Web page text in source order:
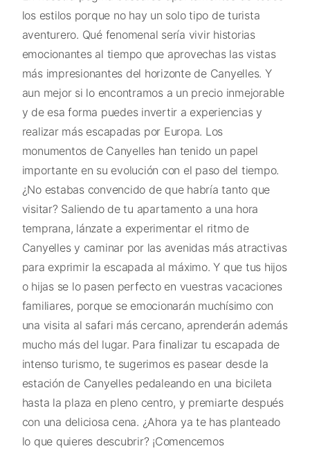
los estilos porque no hay un solo tipo de turista
aventurero. Qué fenomenal sería vivir historias
emocionantes al tiempo que aprovechas las vistas
más impresionantes del horizonte de Canyelles. Y
aun mejor si lo encontramos a un precio inmejorable
y de esa forma puedes invertir a experiencias y
realizar más escapadas por Europa. Los
monumentos de Canyelles han tenido un papel
importante en su evolución con el paso del tiempo.
¿No estabas convencido de que habría tanto que
visitar? Saliendo de tu apartamento a una hora
temprana, lánzate a experimentar el ritmo de
Canyelles y caminar por las avenidas más atractivas
para exprimir la escapada al máximo. Y que tus hijos
o hijas se lo pasen perfecto en vuestras vacaciones
familiares, porque se emocionarán muchísimo con
una visita al safari más cercano, aprenderán además
mucho más del lugar. Para finalizar tu escapada de
intenso turismo, te sugerimos es pasear desde la
estación de Canyelles pedaleando en una bicileta
hasta la plaza en pleno centro, y premiarte después
con una deliciosa cena. ¿Ahora ya te has planteado
lo que quieres descubrir? ¡Comencemos